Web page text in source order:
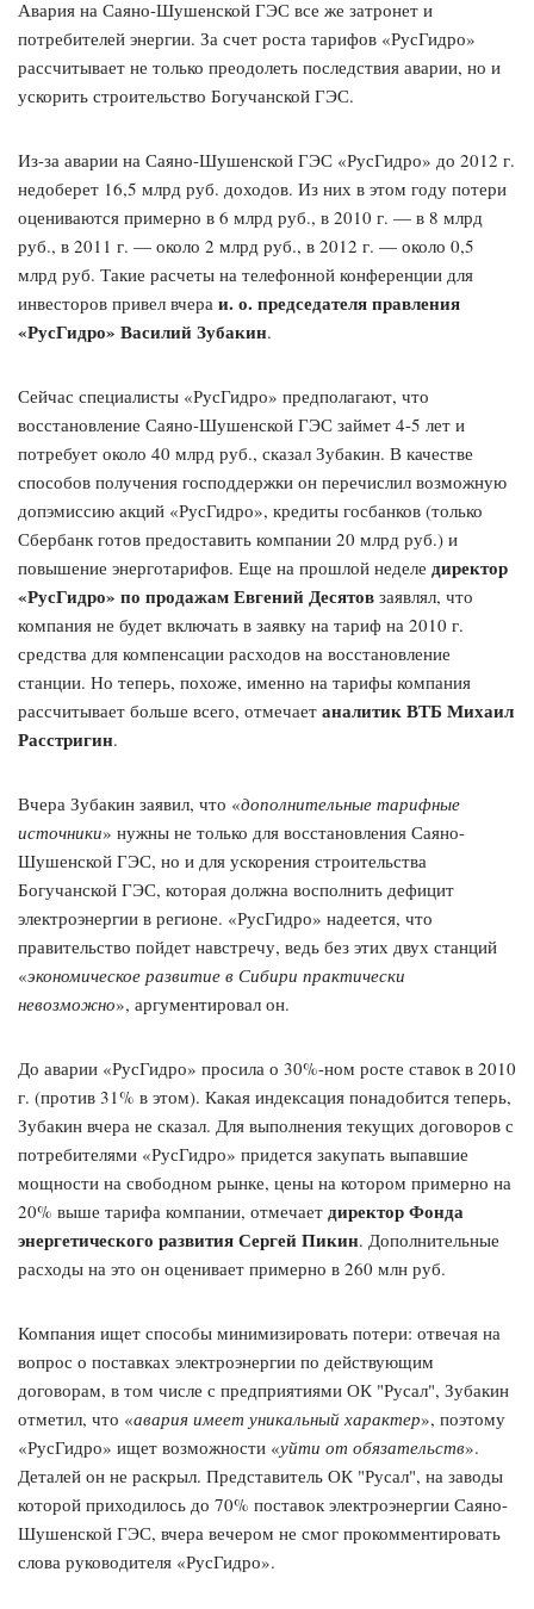
Авария на Саяно-Шушенской ГЭС все же затронет и
потребителей энергии. За счет роста тарифов «РусГидро»
рассчитывает не только преодолеть последствия аварии, но и
ускорить строительство Богучанской ГЭС.
Из-за аварии на Саяно-Шушенской ГЭС «РусГидро» до 2012 г.
недоберет 16,5 млрд руб. доходов. Из них в этом году потери
оцениваются примерно в 6 млрд руб., в 2010 г. — в 8 млрд
руб., в 2011 г. — около 2 млрд руб., в 2012 г. — около 0,5
млрд руб. Такие расчеты на телефонной конференции для
инвесторов привел вчера и. о. председателя правления
«РусГидро» Василий Зубакин.
Сейчас специалисты «РусГидро» предполагают, что
восстановление Саяно-Шушенской ГЭС займет 4-5 лет и
потребует около 40 млрд руб., сказал Зубакин. В качестве
способов получения господдержки он перечислил возможную
допэмиссию акций «РусГидро», кредиты госбанков (только
Сбербанк готов предоставить компании 20 млрд руб.) и
повышение энерготарифов. Еще на прошлой неделе директор
«РусГидро» по продажам Евгений Десятов заявлял, что
компания не будет включать в заявку на тариф на 2010 г.
средства для компенсации расходов на восстановление
станции. Но теперь, похоже, именно на тарифы компания
рассчитывает больше всего, отмечает аналитик ВТБ Михаил
Расстригин.
Вчера Зубакин заявил, что «дополнительные тарифные
источники» нужны не только для восстановления Саяно-
Шушенской ГЭС, но и для ускорения строительства
Богучанской ГЭС, которая должна восполнить дефицит
электроэнергии в регионе. «РусГидро» надеется, что
правительство пойдет навстречу, ведь без этих двух станций
«экономическое развитие в Сибири практически
невозможно», аргументировал он.
До аварии «РусГидро» просила о 30%-ном росте ставок в 2010
г. (против 31% в этом). Какая индексация понадобится теперь,
Зубакин вчера не сказал. Для выполнения текущих договоров с
потребителями «РусГидро» придется закупать выпавшие
мощности на свободном рынке, цены на котором примерно на
20% выше тарифа компании, отмечает директор Фонда
энергетического развития Сергей Пикин. Дополнительные
расходы на это он оценивает примерно в 260 млн руб.
Компания ищет способы минимизировать потери: отвечая на
вопрос о поставках электроэнергии по действующим
договорам, в том числе с предприятиями ОК "Русал", Зубакин
отметил, что «авария имеет уникальный характер», поэтому
«РусГидро» ищет возможности «уйти от обязательств».
Деталей он не раскрыл. Представитель ОК "Русал", на заводы
которой приходилось до 70% поставок электроэнергии Саяно-
Шушенской ГЭС, вчера вечером не смог прокомментировать
слова руководителя «РусГидро».